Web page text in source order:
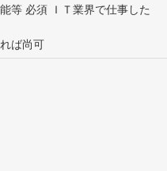
等 必須 ＩＴ業界で仕事した
ば尚可